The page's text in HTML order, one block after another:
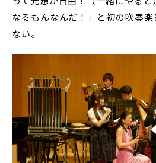
なるもんなんだ！」と初の吹奏
ない。